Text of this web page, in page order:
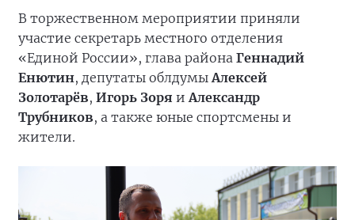
В торжественном мероприятии приняли
участие секретарь местного отделения
«Единой России», глава района Геннадий
Енютин, депутаты облдумыАлексей
Золотарёв, Игорь Зоря иАлександр
Трубников, а также юные спортсмены и
жители.